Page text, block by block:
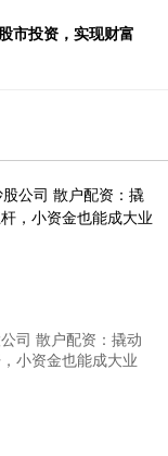
市投资，实现财富
司 散户配资：撬动
小资金也能成大业